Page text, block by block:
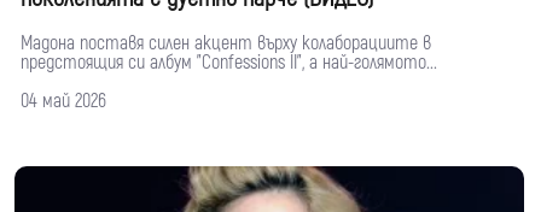
Мадона поставя силен акцент върху колаборациите в
предстоящия си албум "Confessions II", а най-голямото...
04 май 2026